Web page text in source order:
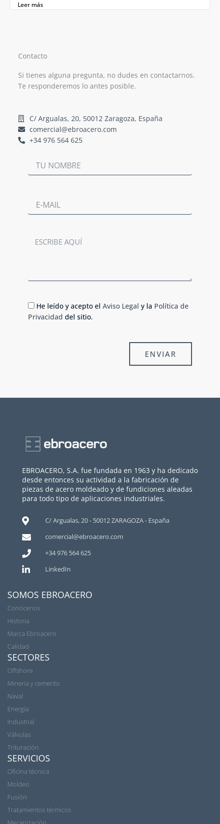
Leer más
Contacto
Si tienes alguna pregunta, no dudes en contactarnos.
Te responderemos lo antes posible.
C/ Argualas, 20, 50012 Zaragoza, España
comercial@ebroacero.com
+34 976 564 625
electrónico
Mensaje
He leído y acepto elAviso Legal y la Política de
Privacidad del sitio.
ENVIAR
EBROACERO, S.A. fue fundada en 1963 y ha dedicado
desde entonces su actividad a la fabricación de
piezas de acero moldeado y de fundiciones aleadas
para todo tipo de aplicaciones industriales.
C/ Argualas, 20 - 50012 ZARAGOZA - España
comercial@ebroacero.com
+34 976 564 625
LinkedIn
SOMOS EBROACERO
Conócenos
Historia
Marca Ebroacero
Calidad
SECTORES
Offshore
Minería y cemento
Naval
Energía
Industrial
Válvulas
Trituración
SERVICIOS
Oficina técnica
Moldeo
Fusión
Tratamientos térmicos